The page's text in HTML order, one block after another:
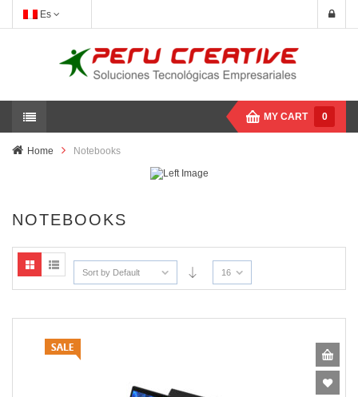
Es
MY CART 0
Home Notebooks
NOTEBOOKS
Sort by Default 16